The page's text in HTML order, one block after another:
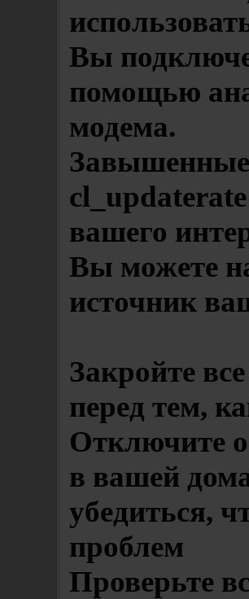
Вы
помощью
модема.
Завышенные
вашего
Вы можете
источник
Закройте
перед тем,
Отключите
в вашей
убедиться,
проблем
Проверьте